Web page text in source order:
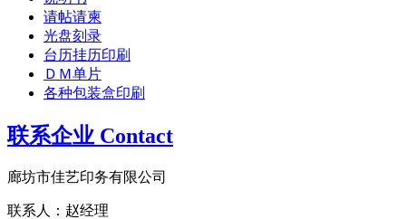
请帖请柬
光盘刻录
台历挂历印刷
ＤＭ单片
各种包装盒印刷
联系企业 Contact
廊坊市佳艺印务有限公司
联系人：赵经理